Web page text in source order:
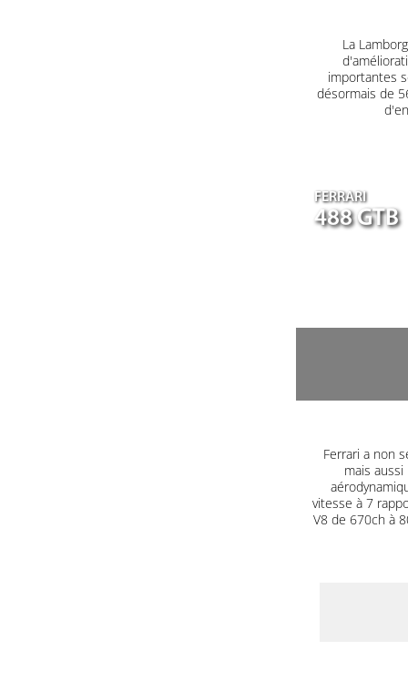
La
importantes
désormais de
FERRARI
488 GTB
Ferrari a non
mais
vitesse à 7
V8 de 670ch à